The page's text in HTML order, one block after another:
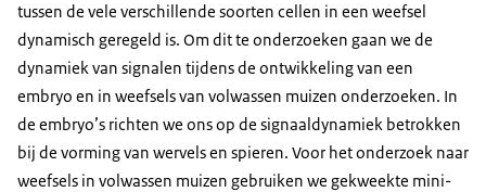
tussen de vele verschillende soorten cellen in een weefsel
dynamisch geregeld is. Om dit te onderzoeken gaan we de
dynamiek van signalen tijdens de ontwikkeling van een
embryo en in weefsels van volwassen muizen onderzoeken. In
de embryo’s richten we ons op de signaaldynamiek betrokken
bij de vorming van wervels en spieren. Voor het onderzoek naar
weefsels in volwassen muizen gebruiken we gekweekte mini-